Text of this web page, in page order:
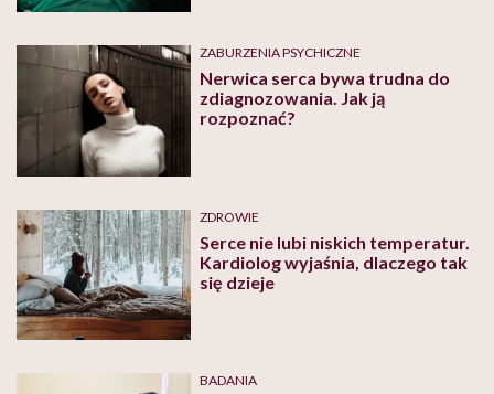
ZABURZENIA PSYCHICZNE
Nerwica serca bywa trudna do
zdiagnozowania. Jak ją
rozpoznać?
ZDROWIE
Serce nie lubi niskich temperatur.
Kardiolog wyjaśnia, dlaczego tak
się dzieje
BADANIA